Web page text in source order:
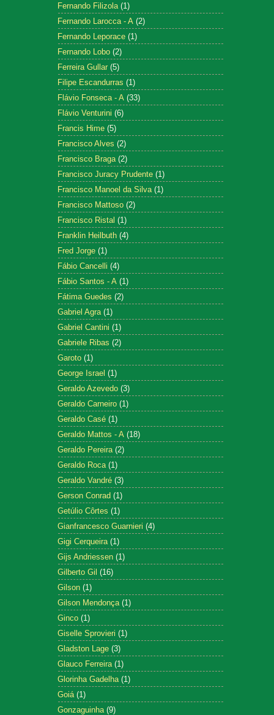
Fernando Filizola (1)
Fernando Larocca - A (2)
Fernando Leporace (1)
Fernando Lobo (2)
Ferreira Gullar (5)
Filipe Escandurras (1)
Flávio Fonseca - A (33)
Flávio Venturini (6)
Francis Hime (5)
Francisco Alves (2)
Francisco Braga (2)
Francisco Juracy Prudente (1)
Francisco Manoel da Silva (1)
Francisco Mattoso (2)
Francisco Ristal (1)
Franklin Heilbuth (4)
Fred Jorge (1)
Fábio Cancelli (4)
Fábio Santos - A (1)
Fátima Guedes (2)
Gabriel Agra (1)
Gabriel Cantini (1)
Gabriele Ribas (2)
Garoto (1)
George Israel (1)
Geraldo Azevedo (3)
Geraldo Carneiro (1)
Geraldo Casé (1)
Geraldo Mattos - A (18)
Geraldo Pereira (2)
Geraldo Roca (1)
Geraldo Vandré (3)
Gerson Conrad (1)
Getúlio Côrtes (1)
Gianfrancesco Guarnieri (4)
Gigi Cerqueira (1)
Gijs Andriessen (1)
Gilberto Gil (16)
Gilson (1)
Gilson Mendonça (1)
Ginco (1)
Giselle Sprovieri (1)
Gladston Lage (3)
Glauco Ferreira (1)
Glorinha Gadelha (1)
Goiá (1)
Gonzaguinha (9)